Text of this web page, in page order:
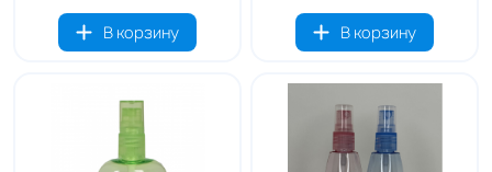
В корзину
В корзину